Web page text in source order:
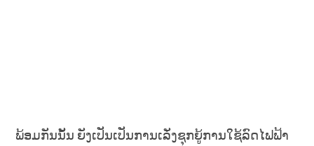
ພ້ອມກັນນັ້ນ ຍັງເປັນເປັນການເລັ່ງຊຸກຍູ້ການໃຊ້ລົດໄຟຟ້າ